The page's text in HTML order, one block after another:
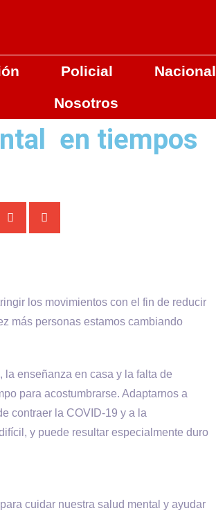
Policial Nacional
Nosotros
en tiempos
los movimientos con el fin de reducir
más personas estamos cambiando
enseñanza en casa y la falta de
para acostumbrarse. Adaptarnos a
contraer la COVID-19 y a la
y puede resultar especialmente duro
cuidar nuestra salud mental y ayudar